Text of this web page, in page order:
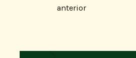
anterior